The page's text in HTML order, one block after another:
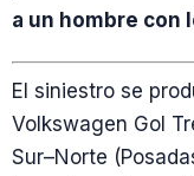
a un hombre con
El siniestro se
Volkswagen Gol
Sur–Norte